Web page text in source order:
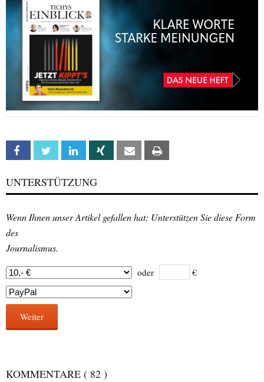
Facebook Twitter Linkedin Xing Email
UNTERSTÜTZUNG
Wenn Ihnen unser Artikel gefallen hat: Unterstützen Sie diese Form
des
Journalismus.
oder €
Weiter
KOMMENTARE ( 82 )